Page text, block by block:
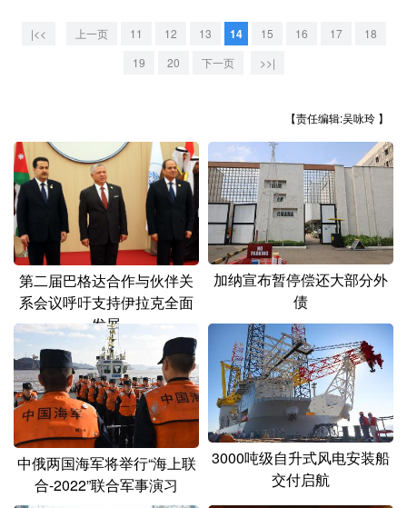
上海
安徽
四川 贵州 云南 西藏
陕西 甘肃 青海 宁夏
新疆 内蒙古 黑龙江
多语种频道
English Español Français عربى
Русский язык 日本語 한국어
Deutsch Português
|<< 上一页 11 12 13 14 15 16 17
18
19
20 下一页 >>|
【责任编辑:吴咏玲 】
第二届巴格达合作与伙伴关
系会议呼吁支持伊拉克全面
发展
加纳宣布暂停偿还大部分外
债
中俄两国海军将举行“海上联
合-2022”联合军事演习
3000吨级自升式风电安装船
交付启航